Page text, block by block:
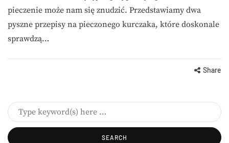
pieczenie może nam się znudzić. Przedstawiamy dwa
pyszne przepisy na pieczonego kurczaka, które doskonale
sprawdzą…
Share